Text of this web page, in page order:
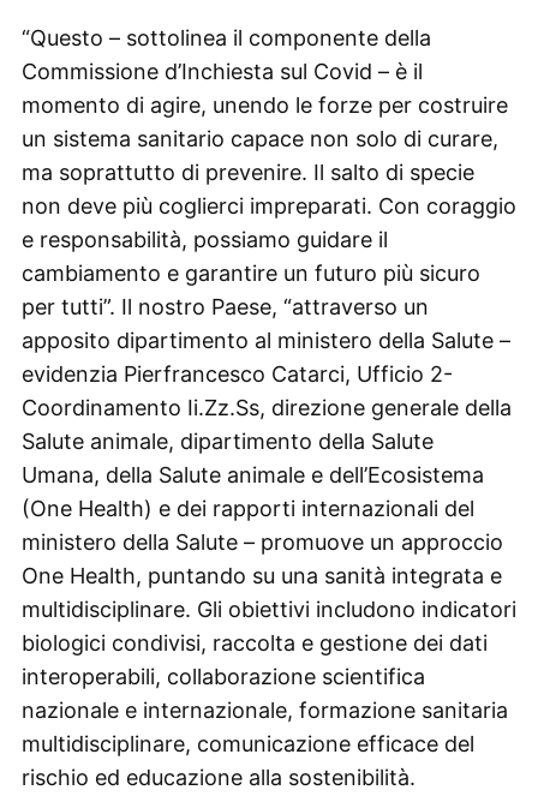
“Questo – sottolinea il componente della
Commissione d’Inchiesta sul Covid – è il
momento di agire, unendo le forze per costruire
un sistema sanitario capace non solo di curare,
ma soprattutto di prevenire. Il salto di specie
non deve più coglierci impreparati. Con coraggio
e responsabilità, possiamo guidare il
cambiamento e garantire un futuro più sicuro
per tutti”. Il nostro Paese, “attraverso un
apposito dipartimento al ministero della Salute –
evidenzia Pierfrancesco Catarci, Ufficio 2-
Coordinamento Ii.Zz.Ss, direzione generale della
Salute animale, dipartimento della Salute
Umana, della Salute animale e dell’Ecosistema
(One Health) e dei rapporti internazionali del
ministero della Salute – promuove un approccio
One Health, puntando su una sanità integrata e
multidisciplinare. Gli obiettivi includono indicatori
biologici condivisi, raccolta e gestione dei dati
interoperabili, collaborazione scientifica
nazionale e internazionale, formazione sanitaria
multidisciplinare, comunicazione efficace del
rischio ed educazione alla sostenibilità.